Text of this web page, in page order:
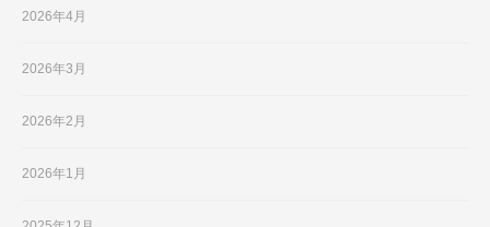
2026年4月
2026年3月
2026年2月
2026年1月